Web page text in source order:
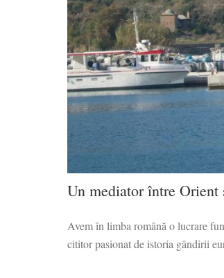
Un mediator între Orient
Avem în limba română o lucrare
cititor pasionat de istoria gândirii